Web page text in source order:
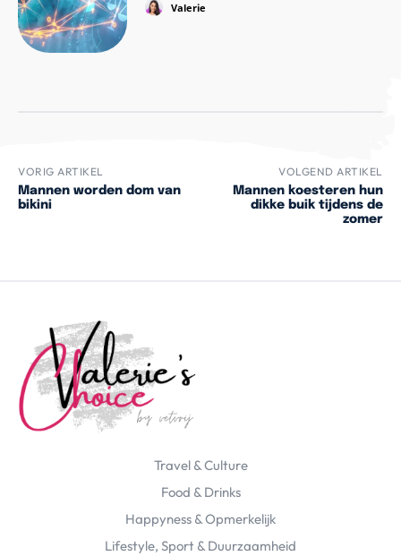
Valerie
VORIG ARTIKEL
Mannen worden dom van
bikini
VOLGEND ARTIKEL
Mannen koesteren hun
dikke buik tijdens de
zomer
Travel & Culture
Food & Drinks
Happyness & Opmerkelijk
Lifestyle, Sport & Duurzaamheid